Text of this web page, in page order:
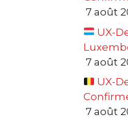
7 août
UX-
7 août
UX-
7 août